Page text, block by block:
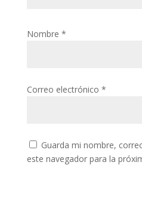
Nombre *
Correo electrónico *
Guarda mi nombre,
este navegador para la